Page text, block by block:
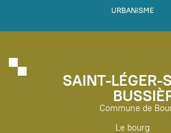
URBANISME
SAINT-LÉGER-
Commune de
Le bourg